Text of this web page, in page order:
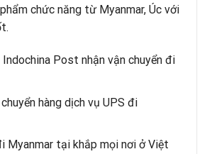
chức năng từ Myanmar, Úc với
Post nhận vận chuyển đi
hàng dịch vụ UPS đi
Myanmar tại khắp mọi nơi ở Việt